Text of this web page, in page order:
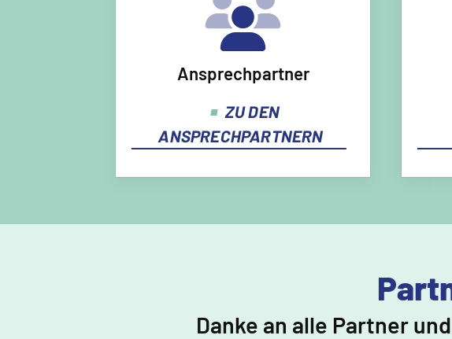
Ansprechpartner
ZU DEN
ANSPRECHPARTNERN
Danke an alle Partner